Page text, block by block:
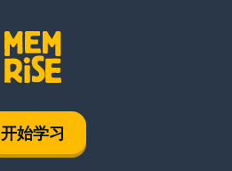
开始学习